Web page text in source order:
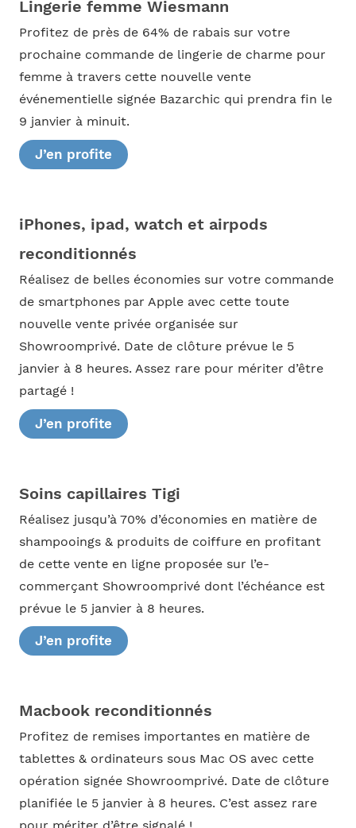
Lingerie femme Wiesmann
Profitez de près de 64% de rabais sur votre
prochaine commande de lingerie de charme pour
femme à travers cette nouvelle vente
événementielle signée Bazarchic qui prendra fin le
9 janvier à minuit.
J’en profite
iPhones, ipad, watch et airpods
reconditionnés
Réalisez de belles économies sur votre commande
de smartphones par Apple avec cette toute
nouvelle vente privée organisée sur
Showroomprivé. Date de clôture prévue le 5
janvier à 8 heures. Assez rare pour mériter d’être
partagé !
J’en profite
Soins capillaires Tigi
Réalisez jusqu’à 70% d’économies en matière de
shampooings & produits de coiffure en profitant
de cette vente en ligne proposée sur l’e-
commerçant Showroomprivé dont l’échéance est
prévue le 5 janvier à 8 heures.
J’en profite
Macbook reconditionnés
Profitez de remises importantes en matière de
tablettes & ordinateurs sous Mac OS avec cette
opération signée Showroomprivé. Date de clôture
planifiée le 5 janvier à 8 heures. C’est assez rare